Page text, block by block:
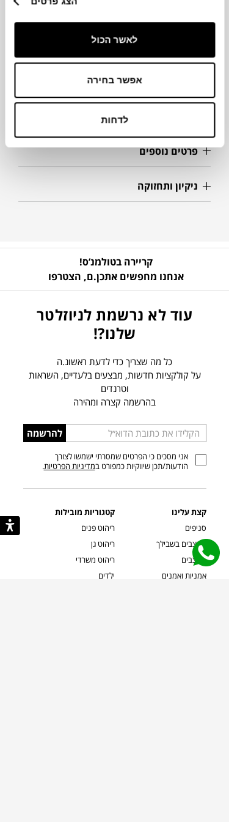
לאשר הכול
אפשר בחירה
לדחות
מידע על חומרים
פרטים נוספים
ניקיון ותחזוקה
קריירה בטולמנ’ס!
אנחנו מחפשים אתכן.ם, הצטרפו
עוד לא נרשמת לניוזלטר
שלנו?!
כל מה שצריך כדי לדעת ראשונ.ה
על קולקציות חדשות, מבצעים בלעדיים, השראות
וטרנדים
בהרשמה קצרה ומהירה
הכניסו
כתובת
דוא”ל
להרשמה
אני מסכים כי הפרטים שמסרתי ישמשו לצורך
הודעות/תכן שיווקיות כמפורט במדיניות הפרטיות.
קצת עלינו
סניפים
מעצבים בשבילך
מעצבים
אמניות ואמנים
קטגוריות מובילות
ריהוט פנים
ריהוט גן
ריהוט משרדי
ילדים